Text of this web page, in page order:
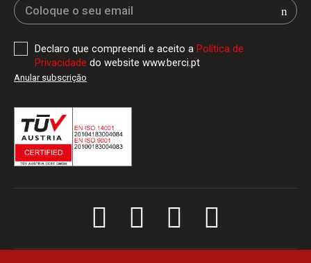
Declaro que compreendi e aceito a Política de
Privacidade do website www.berci.pt
Anular subscriçăo